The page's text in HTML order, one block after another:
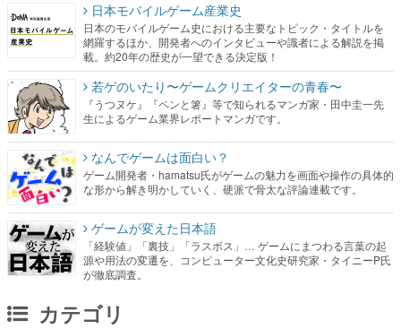
日本モバイルゲーム産業史
日本のモバイルゲーム史における主要なトピック・タイトルを
網羅するほか、開発者へのインタビューや識者による解説を掲
載。約20年の歴史が一望できる決定版！
若ゲのいたり〜ゲームクリエイターの青春〜
『うつヌケ』『ペンと箸』等で知られるマンガ家・田中圭一先
生によるゲーム業界レポートマンガです。
なんでゲームは面白い？
ゲーム開発者・hamatsu氏がゲームの魅力を画面や操作の具体的
な形から解き明かしていく、硬派で骨太な評論連載です。
ゲームが変えた日本語
「経験値」「裏技」「ラスボス」… ゲームにまつわる言葉の起
源や用法の変遷を、コンピューター文化史研究家・タイニーP氏
が徹底調査。
カテゴリ